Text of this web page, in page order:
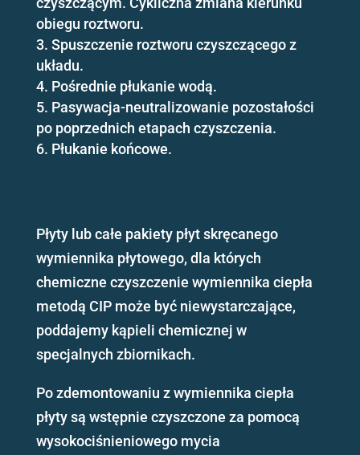
obiegu roztworu.
Spuszczenie roztworu czyszczącego z
układu.
Pośrednie płukanie wodą.
Pasywacja-neutralizowanie pozostałości
po poprzednich etapach czyszczenia.
Płukanie końcowe.
Płyty lub całe pakiety płyt skręcanego
wymiennika płytowego, dla których
chemiczne czyszczenie wymiennika ciepła
metodą CIP może być niewystarczające,
poddajemy kąpieli chemicznej w
specjalnych zbiornikach.
Po zdemontowaniu z wymiennika ciepła
płyty są wstępnie czyszczone za pomocą
wysokociśnieniowego mycia